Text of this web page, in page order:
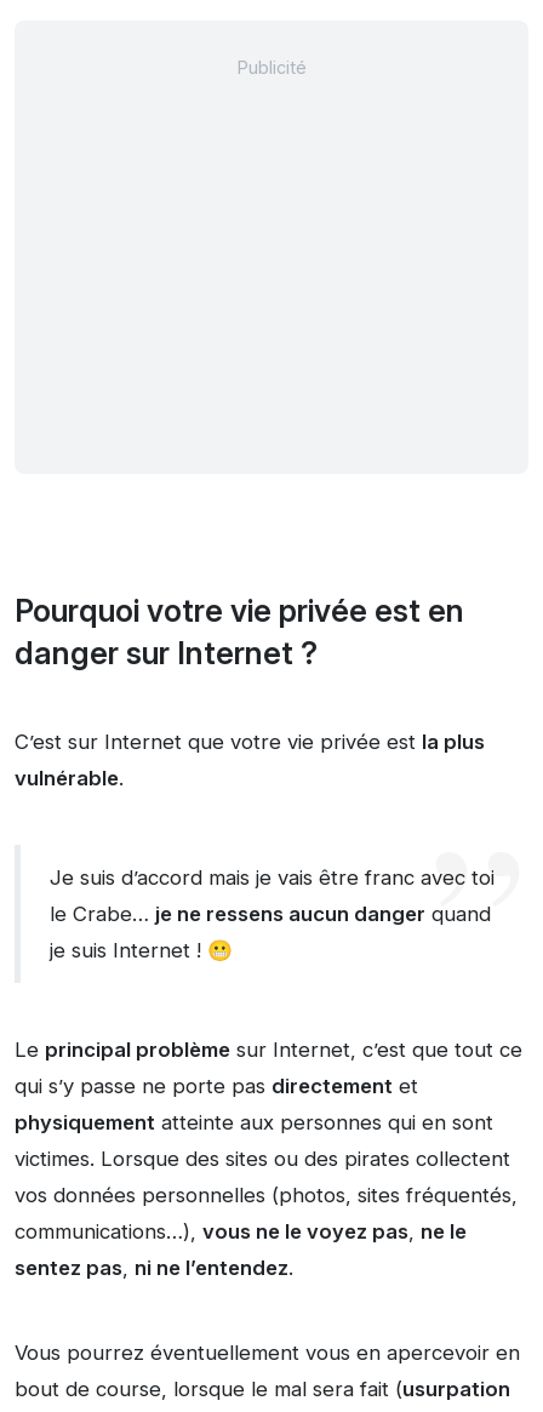
Pourquoi votre vie privée est en
danger sur Internet ?
C’est sur Internet que votre vie privée est la plus
vulnérable.
Je suis d’accord mais je vais être franc avec toi
le Crabe… je ne ressens aucun danger quand
je suis Internet ! 😬
Le principal problème sur Internet, c’est que tout ce
qui s’y passe ne porte pas directement et
physiquement atteinte aux personnes qui en sont
victimes. Lorsque des sites ou des pirates collectent
vos données personnelles (photos, sites fréquentés,
communications…), vous ne le voyez pas, ne le
sentez pas, ni ne l’entendez.
Vous pourrez éventuellement vous en apercevoir en
bout de course, lorsque le mal sera fait (usurpation